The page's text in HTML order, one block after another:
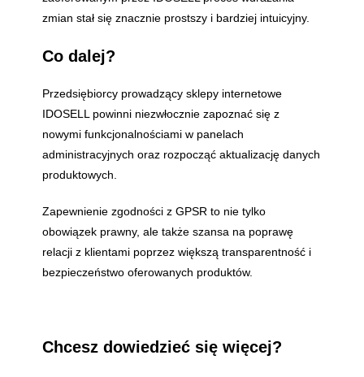
zmian stał się znacznie prostszy i bardziej intuicyjny.
Co dalej?
Przedsiębiorcy prowadzący sklepy internetowe
IDOSELL powinni niezwłocznie zapoznać się z
nowymi funkcjonalnościami w panelach
administracyjnych oraz rozpocząć aktualizację danych
produktowych.
Zapewnienie zgodności z GPSR to nie tylko
obowiązek prawny, ale także szansa na poprawę
relacji z klientami poprzez większą transparentność i
bezpieczeństwo oferowanych produktów.
Chcesz dowiedzieć się więcej?